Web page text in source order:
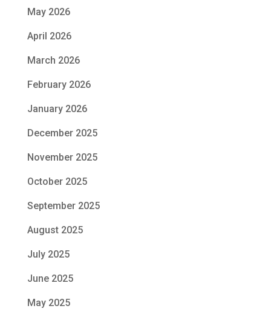
May 2026
April 2026
March 2026
February 2026
January 2026
December 2025
November 2025
October 2025
September 2025
August 2025
July 2025
June 2025
May 2025